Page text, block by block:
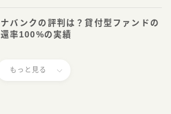
バンクの評判は？貸付型ファンドの
率100%の実績
もっと見る